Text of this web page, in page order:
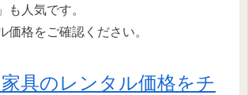
も人気です。
価格をご確認ください。
具のレンタル価格をチ